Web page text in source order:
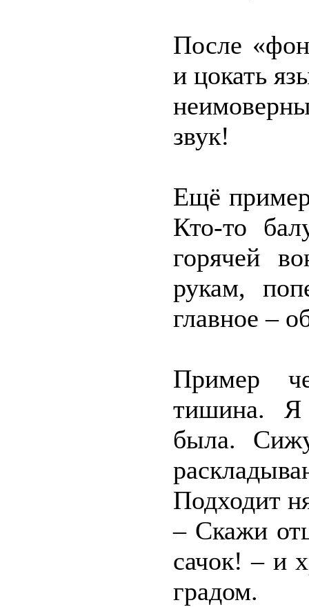
После
и цокать
звук!
Ещё
Кто-то
горячей
рукам,
главное –
Пример
тишина. Я
была.
Подходит
– Скажи
сачок! – и
градом.